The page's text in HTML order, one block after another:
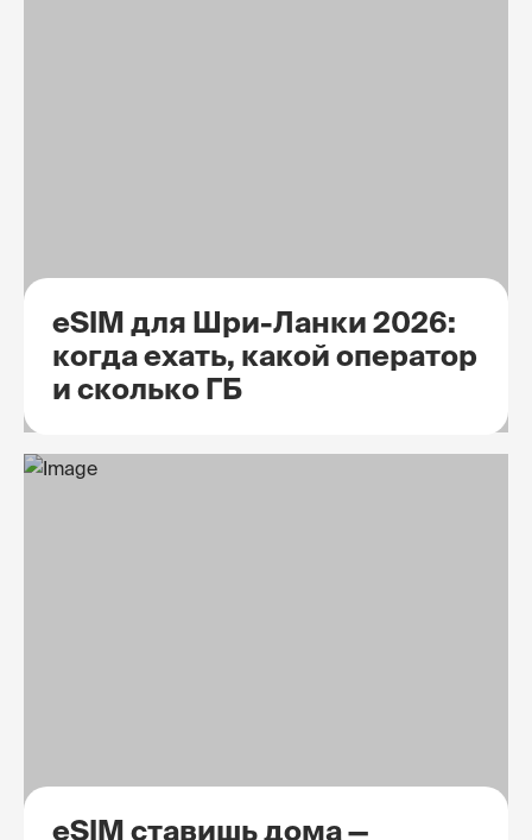
eSIM для Шри-Ланки 2026:
когда ехать, какой оператор
и сколько ГБ
eSIM ставишь дома —